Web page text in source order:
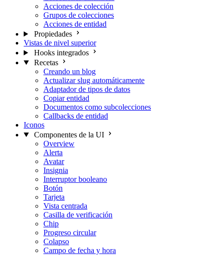
Acciones de colección
Grupos de colecciones
Acciones de entidad
Propiedades
Vistas de nivel superior
Hooks integrados
Recetas
Creando un blog
Actualizar slug automáticamente
Adaptador de tipos de datos
Copiar entidad
Documentos como subcolecciones
Callbacks de entidad
Iconos
Componentes de la UI
Overview
Alerta
Avatar
Insignia
Interruptor booleano
Botón
Tarjeta
Vista centrada
Casilla de verificación
Chip
Progreso circular
Colapso
Campo de fecha y hora